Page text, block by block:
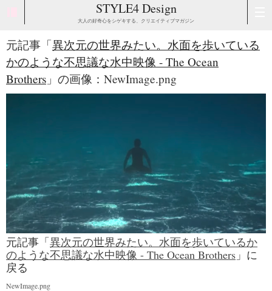
STYLE4 Design
大人の好奇心をシゲキする、クリエイティブマガジン
元記事「異次元の世界みたい。水面を歩いている
かのような不思議な水中映像 - The Ocean
Brothers 」の画像：NewImage.png
元記事「異次元の世界みたい。水面を歩いているか
のような不思議な水中映像 - The Ocean Brothers 」に
戻る
NewImage.png